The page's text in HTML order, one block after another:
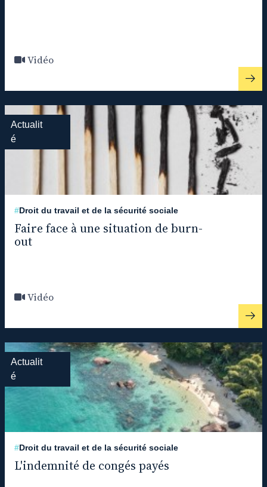
Vidéo
Actualit
é
#Droit du travail et de la sécurité sociale
Faire face à une situation de burn-
out
Vidéo
Actualit
é
#Droit du travail et de la sécurité sociale
L'indemnité de congés payés